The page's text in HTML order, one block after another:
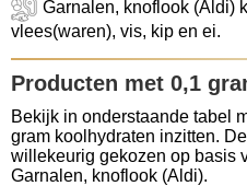
Garnalen, knoflook (Aldi)
vlees(waren), vis, kip en ei.
Producten met 0,1
Bekijk in onderstaande tabel
gram koolhydraten inzitten.
willekeurig gekozen op basis
Garnalen, knoflook (Aldi).